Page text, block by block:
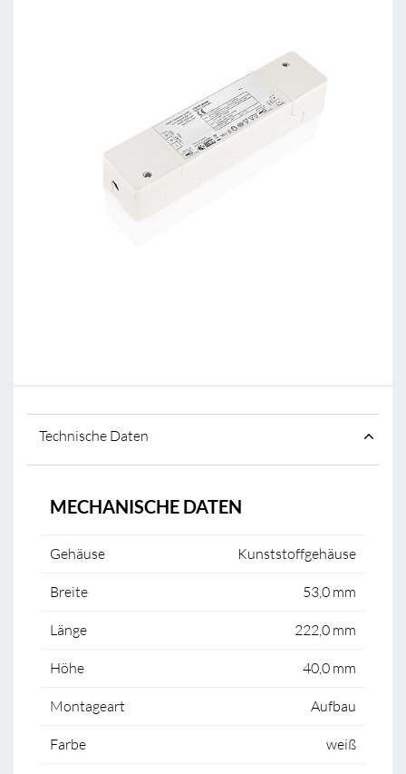
Technische Daten
MECHANISCHE DATEN
Gehäuse Kunststoffgehäuse
Breite 53,0 mm
Länge 222,0 mm
Höhe 40,0 mm
Montageart Aufbau
Farbe weiß